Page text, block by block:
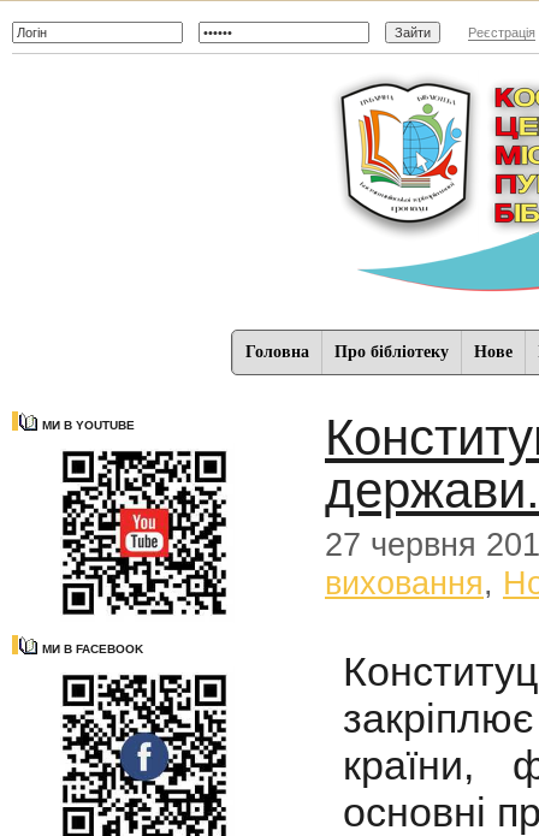
Реєстрація
Головна Про бібліотеку Нове
МИ В YOUTUBE
МИ В FACEBOOK
держави.
27 червня
виховання,
країни,
основні